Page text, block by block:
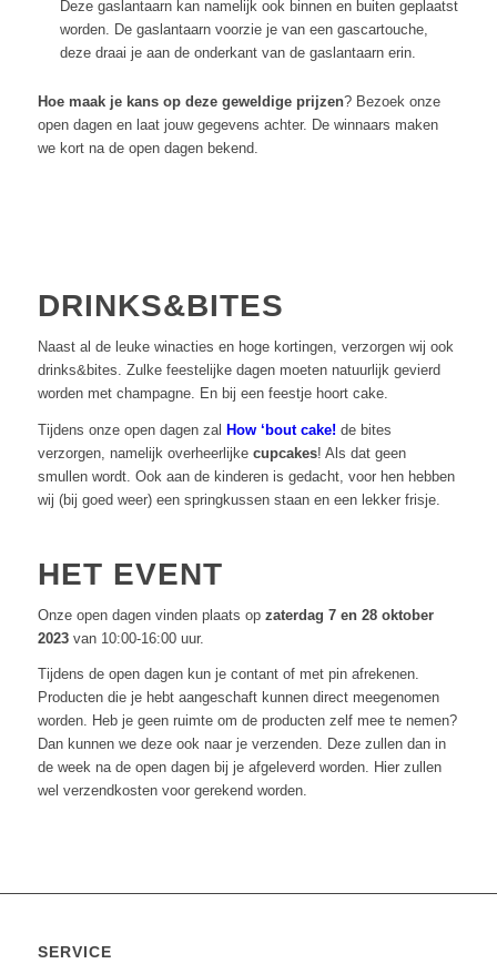
Deze gaslantaarn kan namelijk ook binnen en buiten geplaatst
worden. De gaslantaarn voorzie je van een gascartouche,
deze draai je aan de onderkant van de gaslantaarn erin.
Hoe maak je kans op deze geweldige prijzen? Bezoek onze
open dagen en laat jouw gegevens achter. De winnaars maken
we kort na de open dagen bekend.
DRINKS&BITES
Naast al de leuke winacties en hoge kortingen, verzorgen wij ook
drinks&bites. Zulke feestelijke dagen moeten natuurlijk gevierd
worden met champagne. En bij een feestje hoort cake.
Tijdens onze open dagen zal How ‘bout cake! de bites
verzorgen, namelijk overheerlijke cupcakes! Als dat geen
smullen wordt. Ook aan de kinderen is gedacht, voor hen hebben
wij (bij goed weer) een springkussen staan en een lekker frisje.
HET EVENT
Onze open dagen vinden plaats op zaterdag 7 en 28 oktober
2023van 10:00-16:00 uur.
Tijdens de open dagen kun je contant of met pin afrekenen.
Producten die je hebt aangeschaft kunnen direct meegenomen
worden. Heb je geen ruimte om de producten zelf mee te nemen?
Dan kunnen we deze ook naar je verzenden. Deze zullen dan in
de week na de open dagen bij je afgeleverd worden. Hier zullen
wel verzendkosten voor gerekend worden.
SERVICE